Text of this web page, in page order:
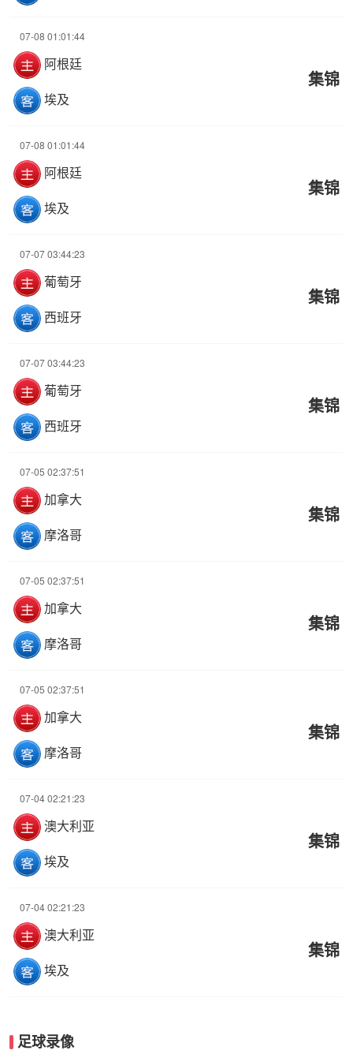
07-08 01:01:44
阿根廷
埃及
集锦
07-08 01:01:44
阿根廷
埃及
集锦
07-07 03:44:23
葡萄牙
西班牙
集锦
07-07 03:44:23
葡萄牙
西班牙
集锦
07-05 02:37:51
加拿大
摩洛哥
集锦
07-05 02:37:51
加拿大
摩洛哥
集锦
07-05 02:37:51
加拿大
摩洛哥
集锦
07-04 02:21:23
澳大利亚
埃及
集锦
07-04 02:21:23
澳大利亚
埃及
集锦
足球录像